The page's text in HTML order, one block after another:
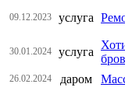
09.12.2023 услуга
30.01.2024 услуга
26.02.2024 даром